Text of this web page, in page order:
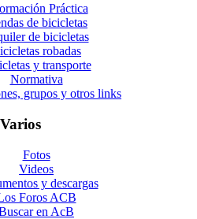
Práctica
de bicicletas
de bicicletas
robadas
y transporte
Normativa
grupos y otros links
Varios
Fotos
Videos
y descargas
Foros ACB
en AcB